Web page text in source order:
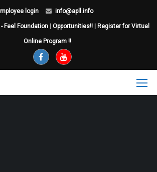
login info@apll.info
Feel Foundation Opportunities!! Register for Virtual
Online Program !!